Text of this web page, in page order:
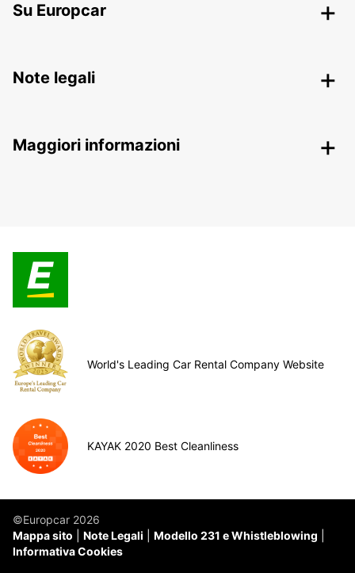
Su Europcar
Note legali
Maggiori informazioni
World's Leading Car Rental Company Website
KAYAK 2020 Best Cleanliness
©Europcar 2026
Mappa sito
Note Legali
Modello 231 e Whistleblowing
Informativa Cookies